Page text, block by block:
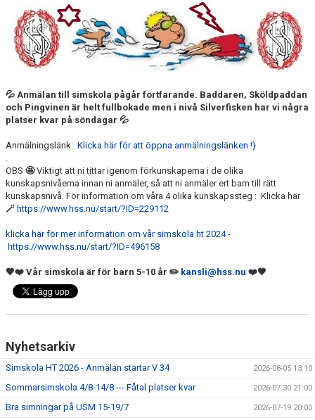
FJÄRRANHÖJDERBADET
HARNÄSBADET
💦 Anmälan till simskola pågår fortfarande. Baddaren, Sköldpaddan
och Pingvinen är helt fullbokade men i nivå Silverfisken har vi några
platser kvar på söndagar 💦
Anmälningslänk: Klicka här för att öppna anmälningslänken !}
OBS 🤩Viktigt att ni tittar igenom förkunskaperna i de olika
kunskapsnivåerna innan ni anmäler, så att ni anmäler ert barn till rätt
kunskapsnivå. För information om våra 4 olika kunskapssteg : Klicka här
🪄 https://www.hss.nu/start/?ID=229112
klicka här för mer information om vår simskola ht 2024 -
https://www.hss.nu/start/?ID=496158
🖤❤️ Vår simskola är för barn 5-10 år ✏️ kansli@hss.nu ❤️🖤
Nyhetsarkiv
Simskola HT 2026 - Anmälan startar V 34 2026-08-05 13:10
Sommarsimskola 4/8-14/8 --- Fåtal platser kvar 2026-07-30 21:00
Bra simningar på USM 15-19/7 2026-07-19 20:00